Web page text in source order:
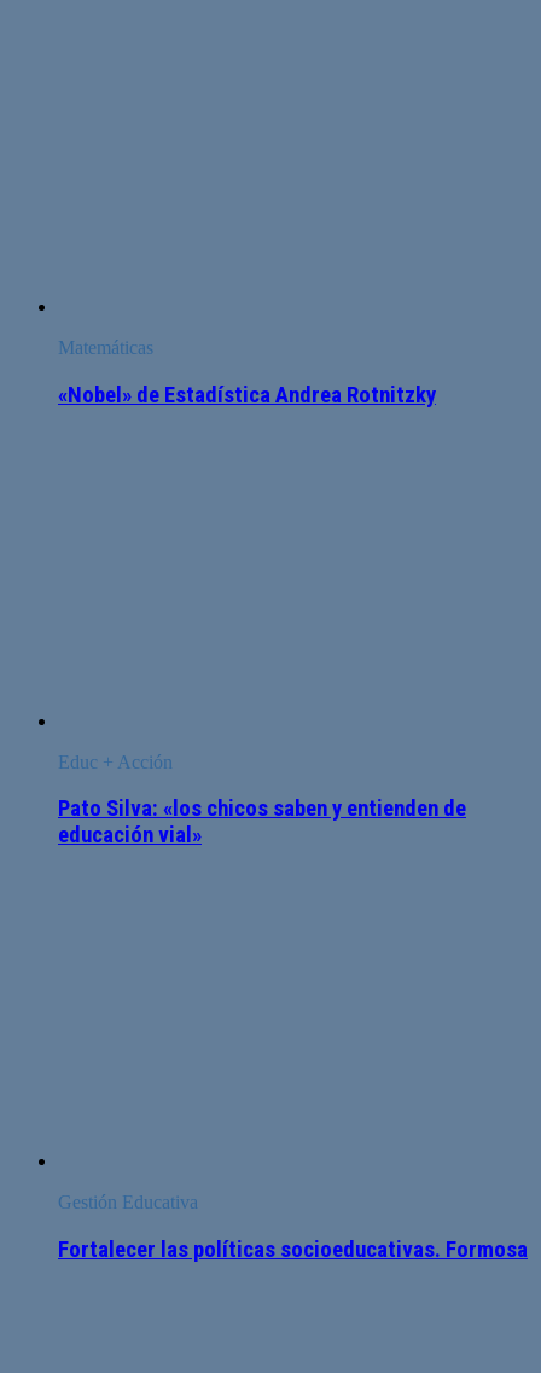
Matemáticas
«Nobel» de Estadística Andrea Rotnitzky
Educ + Acción
Pato Silva: «los chicos saben y entienden de
educación vial»
Gestión Educativa
Fortalecer las políticas socioeducativas. Formosa